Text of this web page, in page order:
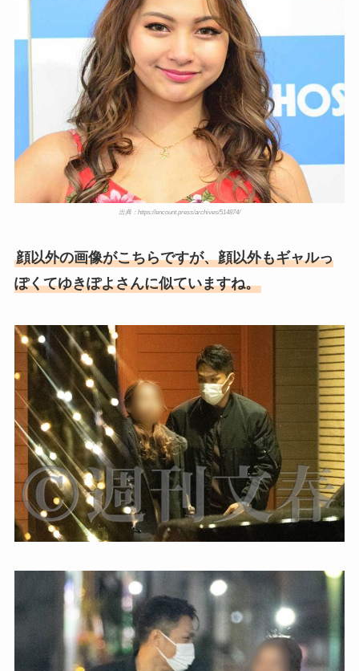
出典：https://encount.press/archives/514874/
顔以外の画像がこちらですが、顔以外もギャルっ
ぽくてゆきぽよさんに似ていますね。